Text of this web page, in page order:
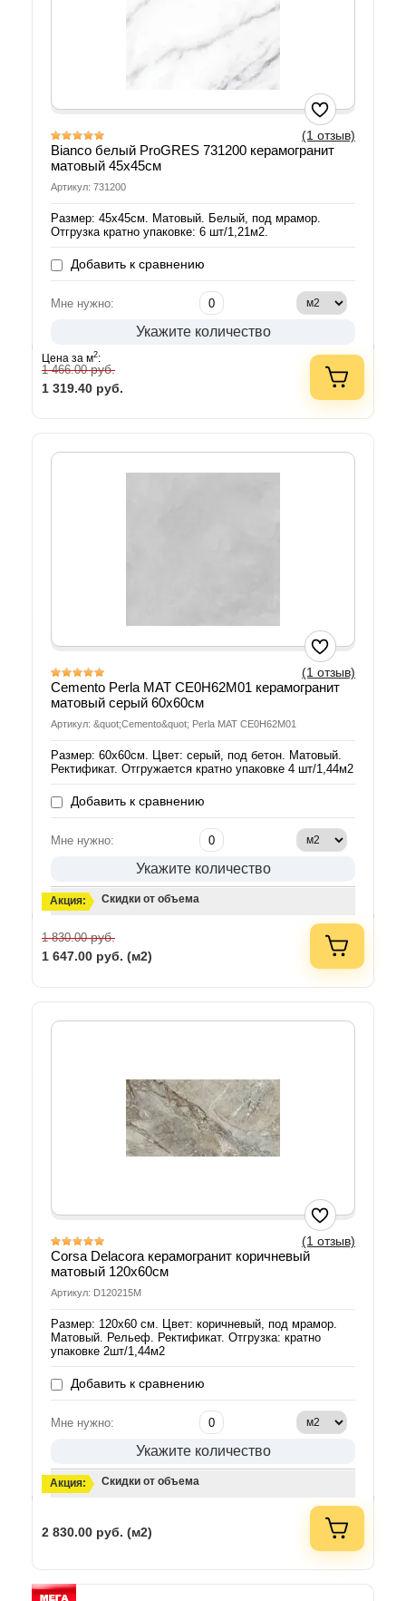
(1 отзыв)
Bianco белый ProGRES 731200 керамогранит
матовый 45х45см
Артикул: 731200
Размер: 45х45см. Матовый. Белый, под мрамор.
Отгрузка кратно упаковке: 6 шт/1,21м2.
Добавить к сравнению
Мне нужно:
Укажите количество
Цена за м2:
1 466.00руб.
1 319.40 руб.
(1 отзыв)
Cemento Perla MAT CE0H62M01 керамогранит
матовый серый 60х60см
Артикул: &quot;Cemento&quot; Perla MAT CE0H62M01
Размер: 60х60см. Цвет: серый, под бетон. Матовый.
Ректификат. Отгружается кратно упаковке 4 шт/1,44м2
Добавить к сравнению
Мне нужно:
Укажите количество
Акция: Скидки от объема
1 830.00руб.
1 647.00 руб. (м2)
(1 отзыв)
Corsa Delacora керамогранит коричневый
матовый 120х60см
Артикул: D120215M
Размер: 120х60 см. Цвет: коричневый, под мрамор.
Матовый. Рельеф. Ректификат. Отгрузка: кратно
упаковке 2шт/1,44м2
Добавить к сравнению
Мне нужно:
Укажите количество
Акция: Скидки от объема
2 830.00 руб. (м2)